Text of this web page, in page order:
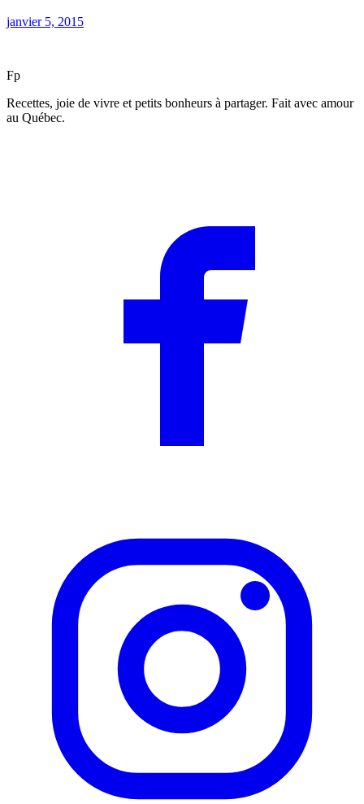
janvier 5, 2015
Fp
Recettes, joie de vivre et petits bonheurs à partager. Fait avec amour
au Québec.